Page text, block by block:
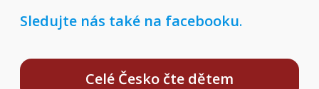
Sledujte nás také na facebooku.
Celé Česko čte dětem